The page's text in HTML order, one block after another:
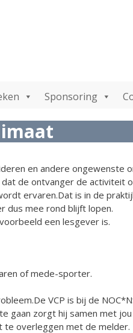
Sponsoring
en andere ongewenste
de ontvanger de activiteit
ervaren.Dat is in de
dus mee rond blijft lopen.
een lesgever is.
of mede-sporter.
VCP is bij de
gaan zorgt hij samen met
te overleggen met de melder.